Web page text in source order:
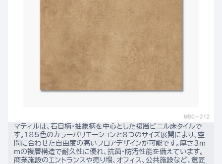
マティルは、石目柄・抽象柄を中心とした複層ビニル床タイルで
す。185色のカラーバリエーションと8つのサイズ展開により、空
間に合わせた自由度の高いフロアデザインが可能です。厚さ3m
mの複層構造で耐久性に優れ、抗菌・防汚性能を備えています。
商業施設のエントランスや売り場、オフィス、公共施設など、意匠